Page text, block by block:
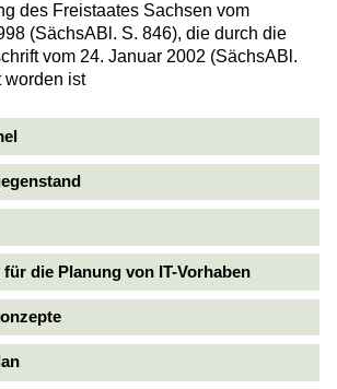
des Freistaates Sachsen vom
(SächsABl. S. 846), die durch die
vom 24. Januar 2002 (SächsABl.
worden ist
die Planung von IT-Vorhaben